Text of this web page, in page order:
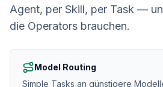
Agent, per Skill, per Task —
die Operators brauchen.
Model Routing
Simple Tasks an günstigere